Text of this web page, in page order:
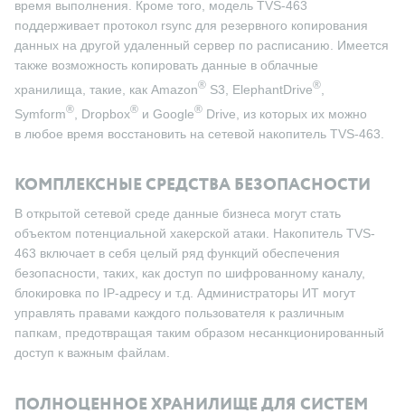
время выполнения. Кроме того, модель TVS-463
поддерживает протокол rsync для резервного копирования
данных на другой удаленный сервер по расписанию. Имеется
также возможность копировать данные в облачные
хранилища, такие, как Amazon® S3, ElephantDrive®
Symform® , Dropbox® и Google® Drive, из которых их можно
в любое время восстановить на сетевой накопитель TVS-463.
КОМПЛЕКСНЫЕ СРЕДСТВА БЕЗОПАСНОСТИ
В открытой сетевой среде данные бизнеса могут стать
объектом потенциальной хакерской атаки. Накопитель TVS-
463 включает в себя целый ряд функций обеспечения
безопасности, таких, как доступ по шифрованному каналу,
блокировка по IP-адресу и т.д. Администраторы ИТ могут
управлять правами каждого пользователя к различным
папкам, предотвращая таким образом несанкционированный
доступ к важным файлам.
ПОЛНОЦЕННОЕ ХРАНИЛИЩЕ ДЛЯ СИСТЕМ